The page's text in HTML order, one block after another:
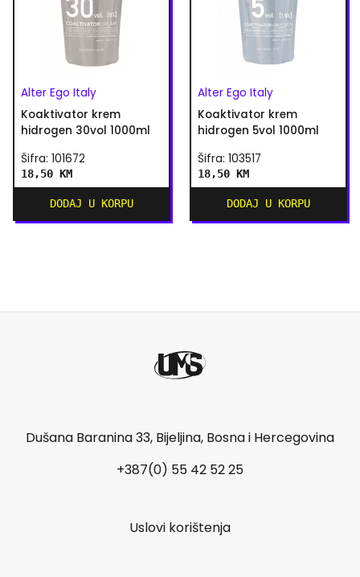
Alter Ego Italy
Koaktivator krem
hidrogen 30vol 1000ml
Šifra: 101672
18,50 KM
DODAJ U KORPU
Alter Ego Italy
Koaktivator krem
hidrogen 5vol 1000ml
Šifra: 103517
18,50 KM
DODAJ U KORPU
Dušana Baranina 33, Bijeljina, Bosna i Hercegovina
+387(0) 55 42 52 25
Uslovi korištenja